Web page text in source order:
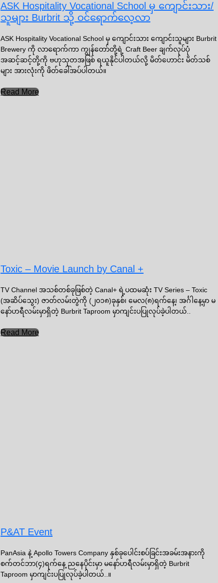
ASK Hospitality Vocational School မှ ကျောင်းသား/
သူများ Burbrit သို့ ဝင်ရောက်လေ့လာ
ASK Hospitality Vocational School မှ ကျောင်းသား ကျောင်းသူများ Burbrit
Brewery ကို လာရောက်ကာ ကျွန်တော်တို့ရဲ့ Craft Beer ချက်လုပ်ပုံ
အဆင့်ဆင့်တို့ကို ဗဟုသုတအဖြစ် ရယူနိုင်ပါတယ်လို့ မိတ်ဟောင်း မိတ်သစ်
များ အားလုံးကို ဖိတ်ခေါ်အပ်ပါတယ်။
Read More
Toxic – Movie Launch by Canal +
TV Channel အသစ်တစ်ခုဖြစ်တဲ့ Canal+ ရဲ့ပထမဆုံး TV Series – Toxic
(အဆိပ်သွေး) ဇာတ်လမ်းတွဲကို (၂၀၁၈)ခုနှစ်၊ မေလ(၈)ရက်နေ့၊ အင်္ဂါနေ့မှာ မ
နော်ဟရီလမ်းမှာရှိတဲ့ Burbrit Taproom မှာကျင်းပပြုလုပ်ခဲ့ပါတယ်..
Read More
P&AT Event
PanAsia နဲ့ Apollo Towers Company နှစ်ခုပေါင်းစပ်ခြင်းအခမ်းအနားကို
စက်တင်ဘာ(၄)ရက်နေ့ ညနေပိုင်းမှာ မနော်ဟရီလမ်းမှာရှိတဲ့ Burbrit
Taproom မှာကျင်းပပြုလုပ်ခဲ့ပါတယ်..။